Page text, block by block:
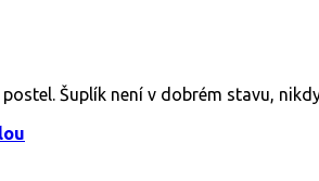
Šuplík není v dobrém stavu,